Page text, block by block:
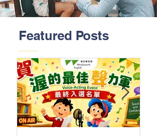
Featured Posts